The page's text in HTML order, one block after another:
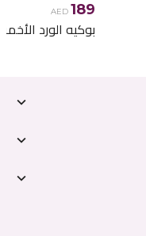
AED 189